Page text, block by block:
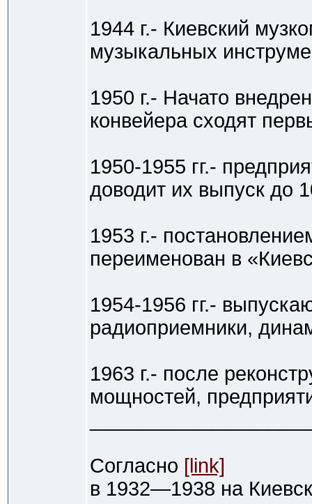
1944 г.- Киевский
музыкальных
1950 г.- Начато
конвейера сходят
1950-1955 гг.-
доводит их выпуск до
1953 г.-
переименован в
1954-1956 гг.-
радиоприемники,
1963 г.- после
мощностей,
Согласно [link]
в 1932—1938 на